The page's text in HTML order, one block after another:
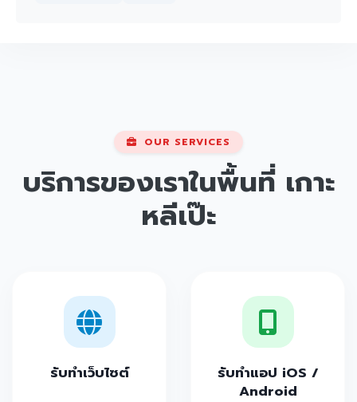
OUR SERVICES
บริการของเราในพื้นที่ เกาะ
หลีเป๊ะ
รับทำเว็บไซต์
รับทำแอป iOS /
Android